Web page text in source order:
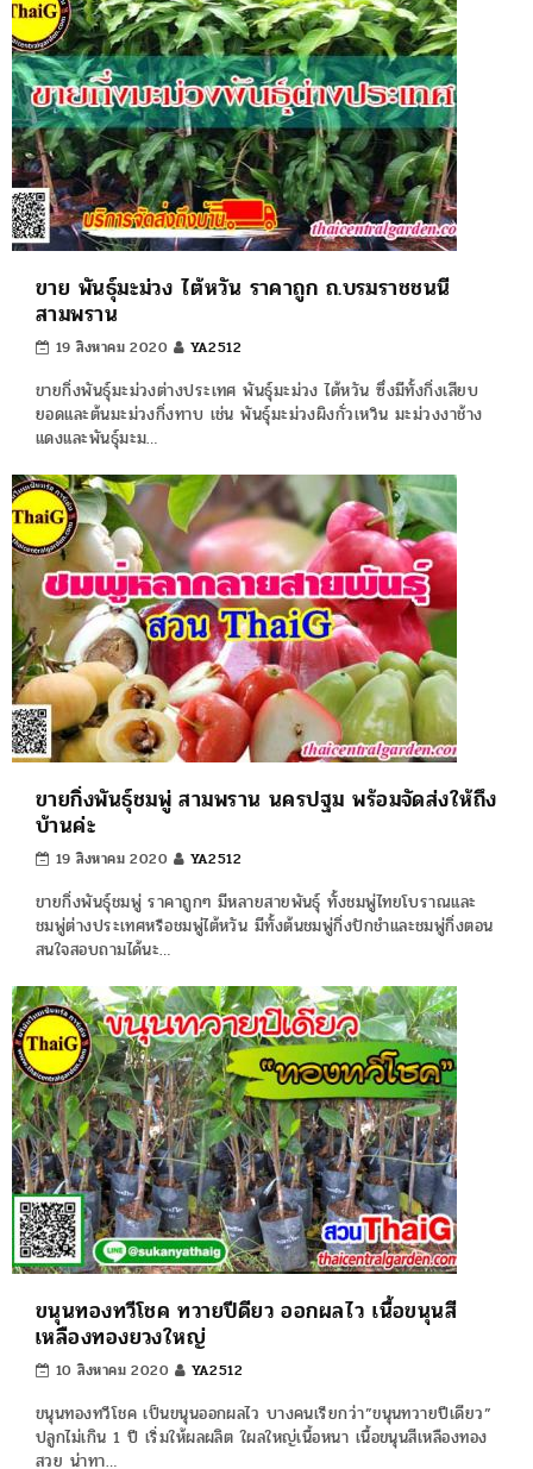
ขาย พันธุ์มะม่วง ไต้หวัน ราคาถูก ถ.บรมราชชนนี
สามพราน
19 สิงหาคม 2020 YA2512
ขายกิ่งพันธุ์มะม่วงต่างประเทศ พันธุ์มะม่วง ไต้หวัน ซึ่งมีทั้งกิ่งเสียบ
ยอดและต้นมะม่วงกิ่งทาบ เช่น พันธุ์มะม่วงผิงกั่วเหวิน มะม่วงงาช้าง
แดงและพันธุ์มะม…
ขายกิ่งพันธุ์ชมพู่ สามพราน นครปฐม พร้อมจัดส่งให้ถึง
บ้านค่ะ
19 สิงหาคม 2020 YA2512
ขายกิ่งพันธุ์ชมพู่ ราคาถูกๆ มีหลายสายพันธุ์ ทั้งชมพู่ไทยโบราณและ
ชมพู่ต่างประเทศหรือชมพู่ไต้หวัน มีทั้งต้นชมพู่กิ่งปักชำและชมพู่กิ่งตอน
สนใจสอบถามได้นะ…
ขนุนทองทวีโชค ทวายปีดียว ออกผลไว เนื้อขนุนสี
เหลืองทองยวงใหญ่
10 สิงหาคม 2020 YA2512
ขนุนทองทวีโชค เป็นขนุนออกผลไว บางคนเรียกว่า”ขนุนทวายปีเดียว”
ปลูกไม่เกิน 1 ปี เริ่มให้ผลผลิต ใผลใหญ่เนื้อหนา เนื้อขนุนสีเหลืองทอง
สวย น่าทา…